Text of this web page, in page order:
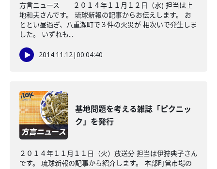
方言ニュース ２０１４年１１月１２日（水) 担当は上
地和夫さんです。 琉球新報の記事からお伝えします。 お
ととい昼過ぎ、八重瀬町で３件の火災が 相次いで発生しま
した。 いずれも...
2014.11.12|00:04:40
基地問題を考える雑誌「ピクニッ
ク」を発行
２０１４年１１月１１日（火）放送分 担当は伊狩典子さん
です。 琉球新報の記事から紹介します。 本部町営市場の